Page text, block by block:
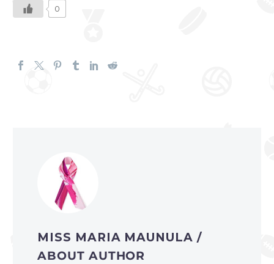
0
MISS MARIA MAUNULA/
ABOUT AUTHOR